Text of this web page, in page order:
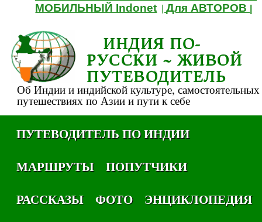
МОБИЛЬНЫЙ Indonet |Для АВТОРОВ
ИНДИЯ ПО-
РУССКИ ~ ЖИВОЙ
ПУТЕВОДИТЕЛЬ
Об Индии и индийской культуре, самостоятельных
путешествиях по Азии и пути к себе
ПУТЕВОДИТЕЛЬ ПО ИНДИИ
МАРШРУТЫ
ПОПУТЧИКИ
РАССКАЗЫ
ФОТО
ЭНЦИКЛОПЕДИЯ